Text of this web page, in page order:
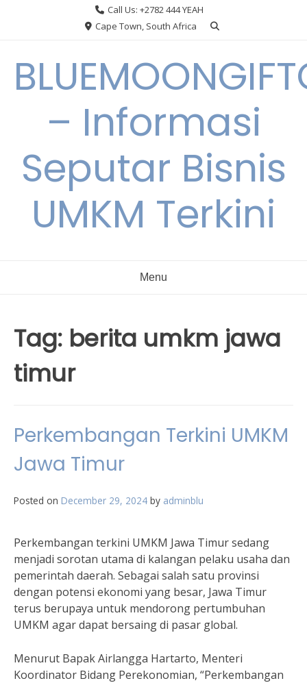
Call Us: +2782 444 YEAH
Cape Town, South Africa
– Informasi
Seputar Bisnis
UMKM Terkini
Menu
Tag: berita umkm jawa
timur
Perkembangan Terkini UMKM
Jawa Timur
Posted on December 29, 2024 by adminblu
Perkembangan terkini UMKM Jawa Timur sedang
menjadi sorotan utama di kalangan pelaku usaha dan
pemerintah daerah. Sebagai salah satu provinsi
dengan potensi ekonomi yang besar, Jawa Timur
terus berupaya untuk mendorong pertumbuhan
UMKM agar dapat bersaing di pasar global.
Menurut Bapak Airlangga Hartarto, Menteri
Koordinator Bidang Perekonomian, “Perkembangan